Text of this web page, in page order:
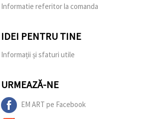
Informatie referitor la comanda
IDEI PENTRU TINE
Informații și sfaturi utile
URMEAZĂ-NE
EM ART pe Facebook